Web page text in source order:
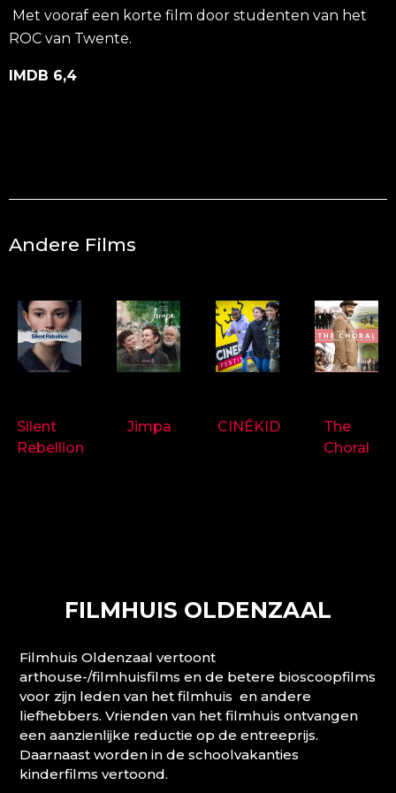
Met vooraf een korte film door studenten van het
ROC van Twente.
IMDB 6,4
Andere Films
Silent
Rebellion
Jimpa CINÉKID
The
Choral
FILMHUIS OLDENZAAL
Filmhuis Oldenzaal vertoont
arthouse-/filmhuisfilms en de betere bioscoopfilms
voor zijn leden van het filmhuis en andere
liefhebbers. Vrienden van het filmhuis ontvangen
een aanzienlijke reductie op de entreeprijs.
Daarnaast worden in de schoolvakanties
kinderfilms vertoond.